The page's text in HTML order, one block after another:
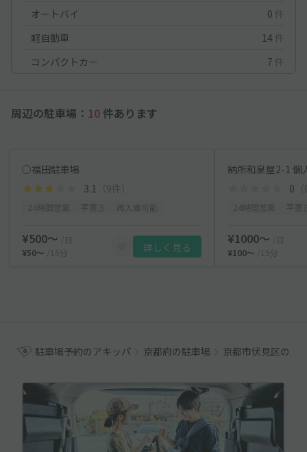
オートバイ
0 件
軽自動車
14 件
コンパクトカー
7 件
周辺の駐車場： 10 件あります
○福田駐車場
3.1
（9件）
¥500〜
/日
¥50〜
/15分 詳しく見る
納所和泉屋2-1
0
¥1000〜
/日
¥100〜
/15分
駐車場予約のアキッパ 京都府の駐車場 京都市伏見区の駐